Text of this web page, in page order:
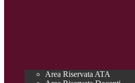
Area Riservata ATA